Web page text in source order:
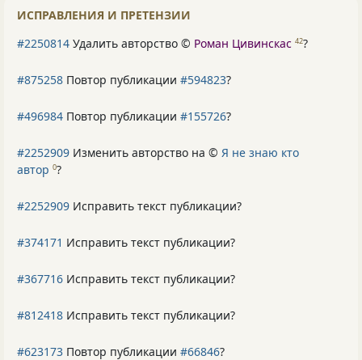
ИСПРАВЛЕНИЯ И ПРЕТЕНЗИИ
#2250814 Удалить авторство © Роман Цивинскас 42?
#875258 Повтор публикации #594823?
#496984 Повтор публикации #155726?
#2252909 Изменить авторство на © Я не знаю кто
автор 0?
#2252909 Исправить текст публикации?
#374171 Исправить текст публикации?
#367716 Исправить текст публикации?
#812418 Исправить текст публикации?
#623173 Повтор публикации #66846?